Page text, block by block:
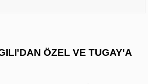
ÖZEL VE TUGAY'A